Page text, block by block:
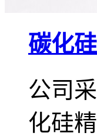
碳化
公司
化硅